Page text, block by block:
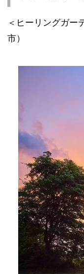
＜ヒーリングガー
市）